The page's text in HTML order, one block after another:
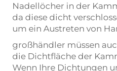
Nadellöcher in der
da diese dicht
um ein Austreten von
großhändler müssen
die Dichtfläche der
Wenn Ihre Dichtungen